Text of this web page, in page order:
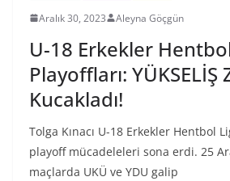
Aralık 30, 2023 Aleyna Göçgün
U-18 Erkekler
Playoffları: YÜKSELİŞ
Kucakladı!
Tolga Kınacı U-18 Erkekler Hentbol
playoff mücadeleleri sona erdi. 25
maçlarda UKÜ ve YDU galip